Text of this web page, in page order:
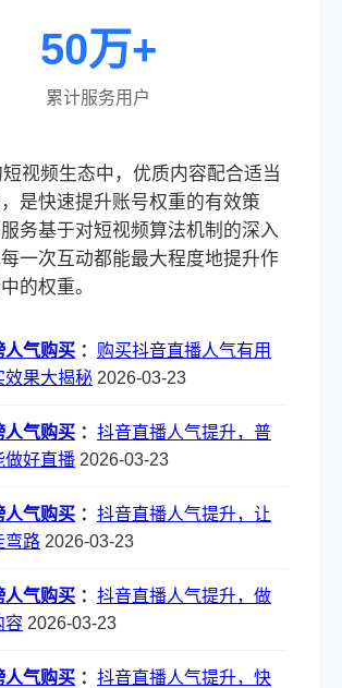
50万+
累计服务用户
视频生态中，优质内容配合适当
是快速提升账号权重的有效策
务基于对短视频算法机制的深入
一次互动都能最大程度地提升作
的权重。
人气购买 ： 购买抖音直播人气有用
效果大揭秘 2026-03-23
人气购买 ： 抖音直播人气提升，普
做好直播 2026-03-23
人气购买 ： 抖音直播人气提升，让
弯路 2026-03-23
人气购买 ： 抖音直播人气提升，做
容 2026-03-23
人气购买 ： 抖音直播人气提升，快